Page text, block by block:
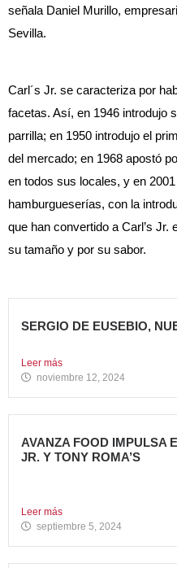
SERGIO DE EUSEBIO,
Leer más
noviembre 12, 2024
AVANZA FOOD IMPULSA
JR. Y TONY ROMA’S
Leer más
septiembre 5, 2024
señala Daniel Murillo,
Sevilla.
Carl´s Jr. se caracteriza por
facetas. Así, en 1946 introdujo
parrilla; en 1950 introdujo el
del mercado; en 1968 apostó
en todos sus locales, y en
hamburgueserías, con la
que han convertido a Carl’s Jr.
su tamaño y por su sabor.